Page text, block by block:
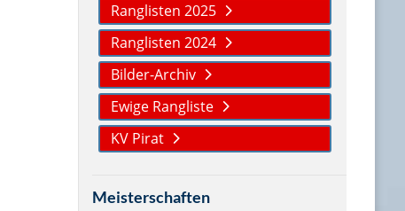
Ranglisten 2025
Ranglisten 2024
Bilder-Archiv
Ewige Rangliste
KV Pirat
Meisterschaften